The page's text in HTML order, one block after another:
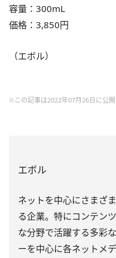
容量：300mL
価格：3,850円
（エボル）
※この記事は2022年07月26日に公
エボル
ネットを中心にさまざ
る企業。特にコンテン
な分野で活躍する多彩
ーを中心に各ネットメ